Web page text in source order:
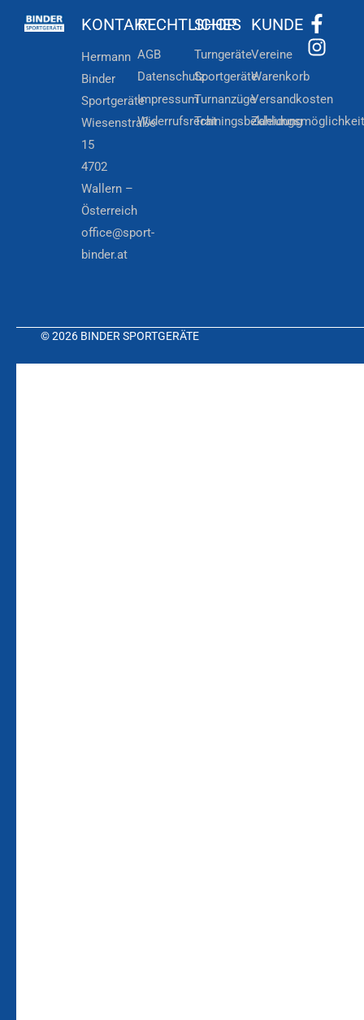
KONTAKT
Hermann
Binder
Sportgeräte
Wiesenstraße
15
4702
Wallern –
Österreich
office@sport-
binder.at
RECHTLICHES
AGB
Datenschutz
Impressum
Widerrufsrecht
SHOP
Turngeräte
Sportgeräte
Turnanzüge
Trainingsbekleidung
KUNDE
Vereine
Warenkorb
Versandkosten
© 2026 BINDER SPORTGERÄTE